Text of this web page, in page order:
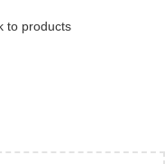
to products